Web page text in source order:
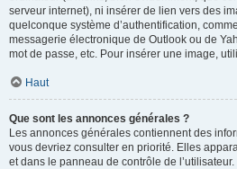
serveur internet), ni insérer de lien vers des
quelconque système d’authentification,
messagerie électronique de Outlook ou de
mot de passe, etc. Pour insérer une image,
Haut
Que sont les annonces générales ?
Les annonces générales contiennent des
vous devriez consulter en priorité. Elles
et dans le panneau de contrôle de